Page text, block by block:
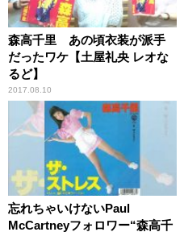
森高千里 あの頃衣装が派手
だったワケ【土屋礼央 レオな
るど】
2017.08.10
忘れちゃいけないPaul
McCartneyフォロワー“森高千